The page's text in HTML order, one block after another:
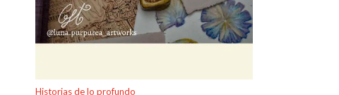
Historias de lo profundo